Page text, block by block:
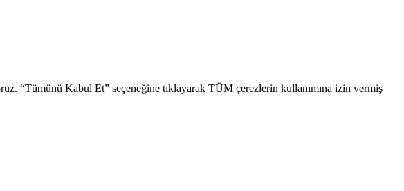
“Tümünü Kabul Et” seçeneğine tıklayarak TÜM çerezlerin kullanımına izin vermiş